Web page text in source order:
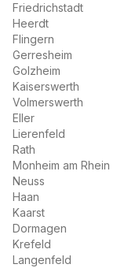
Friedrichstadt
Heerdt
Flingern
Gerresheim
Golzheim
Kaiserswerth
Volmerswerth
Eller
Lierenfeld
Rath
Monheim am Rhein
Neuss
Haan
Kaarst
Dormagen
Krefeld
Langenfeld